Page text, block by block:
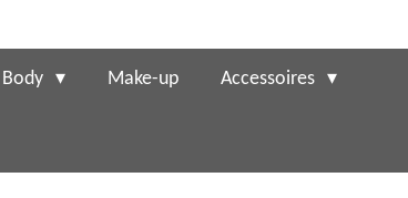
Make-up Accessoires